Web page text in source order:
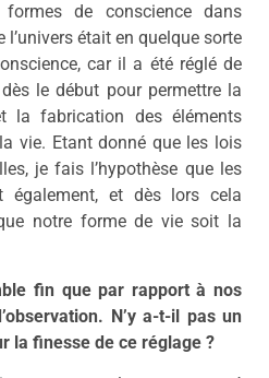
formes de conscience dans
l’univers était en quelque sorte
car il a été réglé de
le début pour permettre la
la fabrication des éléments
vie. Etant donné que les lois
je fais l’hypothèse que les
également, et dès lors cela
notre forme de vie soit la
fin que par rapport à nos
N’y a-t-il pas un
la finesse de ce réglage ?